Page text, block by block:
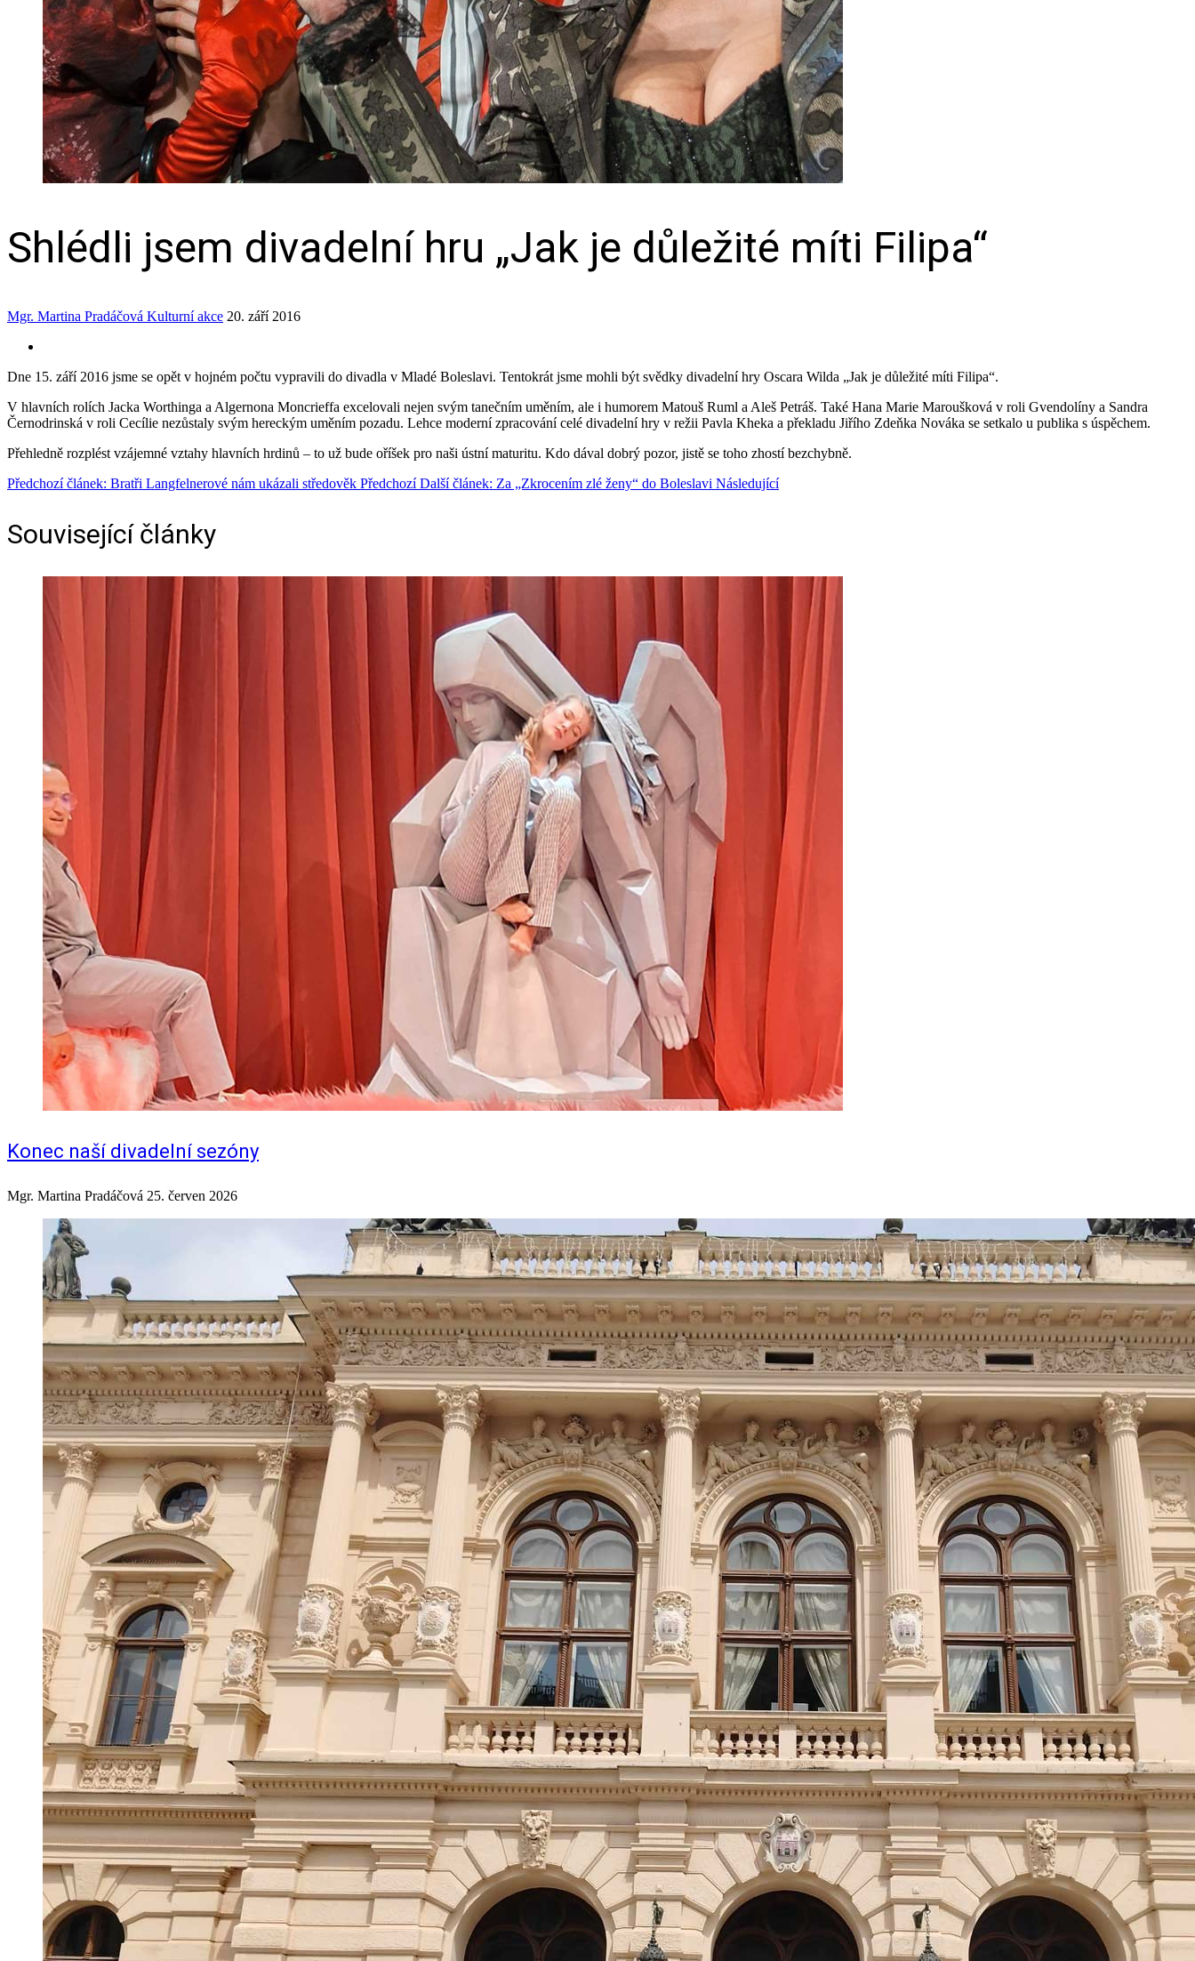
Shlédli jsem divadelní hru „Jak je důležité míti Filipa“
Mgr. Martina Pradáčová Kulturní akce 20. září 2016
Dne 15. září 2016 jsme se opět v hojném počtu vypravili do divadla v Mladé Boleslavi. Tentokrát jsme mohli být svědky divadelní hry Oscara Wilda „Jak je důležité míti Filipa“.
V hlavních rolích Jacka Worthinga a Algernona Moncrieffa excelovali nejen svým tanečním uměním, ale i humorem Matouš Ruml a Aleš Petráš. Také Hana Marie Maroušková v roli Gvendolíny a Sandra
Černodrinská v roli Cecílie nezůstaly svým hereckým uměním pozadu. Lehce moderní zpracování celé divadelní hry v režii Pavla Kheka a překladu Jiřího Zdeňka Nováka se setkalo u publika s úspěchem.
Přehledně rozplést vzájemné vztahy hlavních hrdinů – to už bude oříšek pro naši ústní maturitu. Kdo dával dobrý pozor, jistě se toho zhostí bezchybně.
Předchozí článek: Bratři Langfelnerové nám ukázali středověk Předchozí Další článek: Za „Zkrocením zlé ženy“ do Boleslavi Následující
Související články
Konec naší divadelní sezóny
Mgr. Martina Pradáčová 25. červen 2026